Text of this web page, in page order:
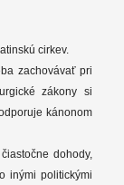
cirkev.
zachovávať pri
zákony si
kánonom
dohody,
inými politickými